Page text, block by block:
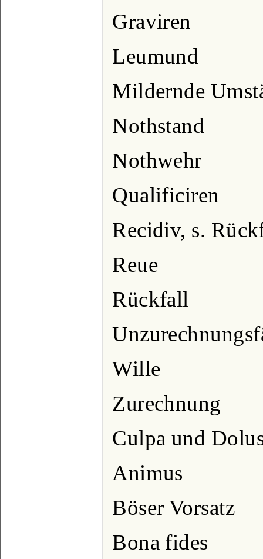
Graviren
Leumund
Mildernde
Nothstand
Nothwehr
Qualificiren
Recidiv, s.
Reue
Rückfall
Wille
Zurechnung
Culpa und
Animus
Böser Vorsatz
Bona fides